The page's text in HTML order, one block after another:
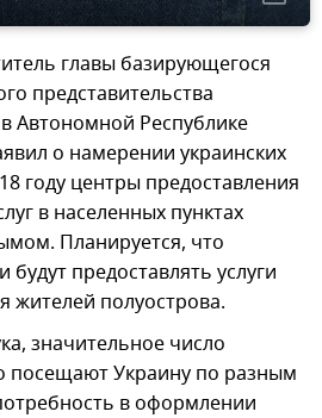
главы базирующегося
представительства
Автономной Республике
о намерении украинских
году центры предоставления
в населенных пунктах
Планируется, что
предоставлять услуги
жителей полуострова.
значительное число
посещают Украину по разным
в оформлении